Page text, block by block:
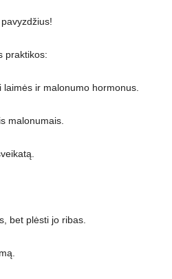
praktikos:
ir malonumo hormonus.
malonumais.
bet plėsti jo ribas.